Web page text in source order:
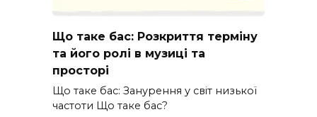
Що таке бас: Розкриття терміну
та його ролі в музиці та
просторі
Що таке бас: Занурення у світ низької
частоти Що таке бас?